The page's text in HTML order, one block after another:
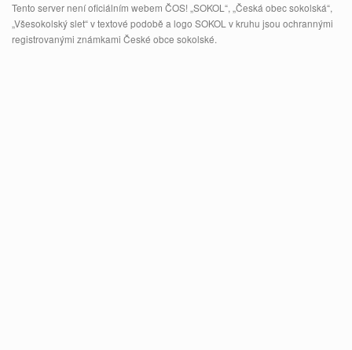
Tento server není oficiálním webem ČOS! „SOKOL“, „Česká obec sokolská“,
„Všesokolský slet“ v textové podobě a logo SOKOL v kruhu jsou ochrannými
registrovanými známkami České obce sokolské.